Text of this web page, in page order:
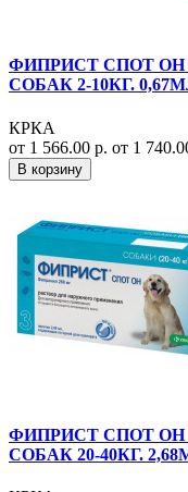
ФИПРИСТ СПОТ
СОБАК 2-10КГ.
КРКА
от 1 566.00 р. от 1
В корзину
ФИПРИСТ СПОТ
СОБАК 20-40КГ.